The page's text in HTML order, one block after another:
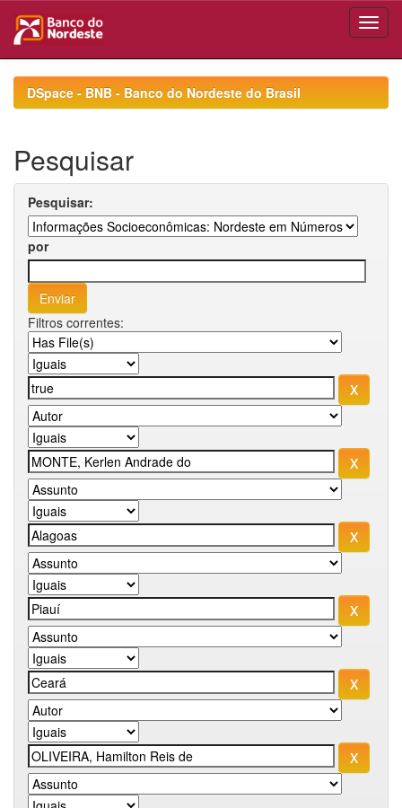
navigationDSpace - BNB - Banco do Nordeste do Brasil
Pesquisar
Pesquisar:
por
Filtros correntes: